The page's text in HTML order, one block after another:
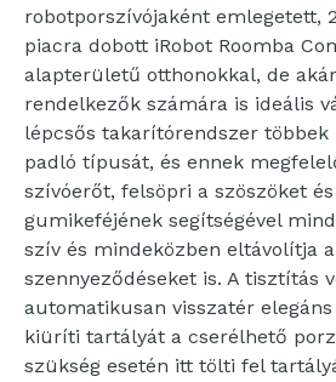
robotporszívójaként emlegetett,
piacra dobott iRobot Roomba
alapterületű otthonokkal, de
rendelkezők számára is ideális
lépcsős takarítórendszer
padló típusát, és ennek
szívóerőt, felsöpri a szöszöket
gumikeféjének segítségével
szív és mindeközben eltávolítja
szennyeződéseket is. A tisztítás
automatikusan visszatér
kiüríti tartályát a cserélhető
szükség esetén itt tölti fel